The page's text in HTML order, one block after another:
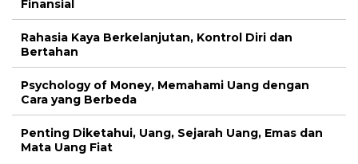
Finansial
Rahasia Kaya Berkelanjutan, Kontrol Diri dan
Bertahan
Psychology of Money, Memahami Uang dengan
Cara yang Berbeda
Penting Diketahui, Uang, Sejarah Uang, Emas dan
Mata Uang Fiat